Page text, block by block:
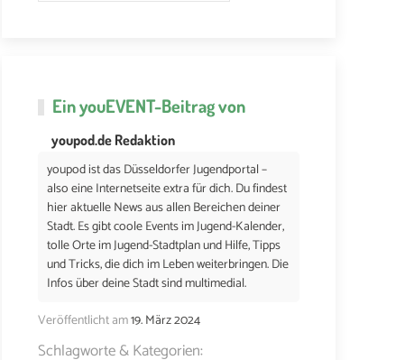
EinyouEVENT-Beitrag von
youpod.de Redaktion
youpod ist das Düsseldorfer Jugendportal –
also eine Internetseite extra für dich. Du findest
hier aktuelle News aus allen Bereichen deiner
Stadt. Es gibt coole Events im Jugend-Kalender,
tolle Orte im Jugend-Stadtplan und Hilfe, Tipps
und Tricks, die dich im Leben weiterbringen. Die
Infos über deine Stadt sind multimedial.
Veröffentlicht am19. März 2024
Schlagworte & Kategorien: